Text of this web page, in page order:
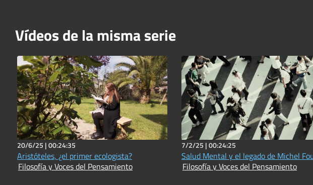
Vídeos de la misma serie
20/6/25 |00:24:35
Aristóteles, ¿el primer ecologista?
Filosofía y Voces del Pensamiento
7/2/25 |00:24:25
Salud Mental y el legado de Michel
Filosofía y Voces del Pensamiento